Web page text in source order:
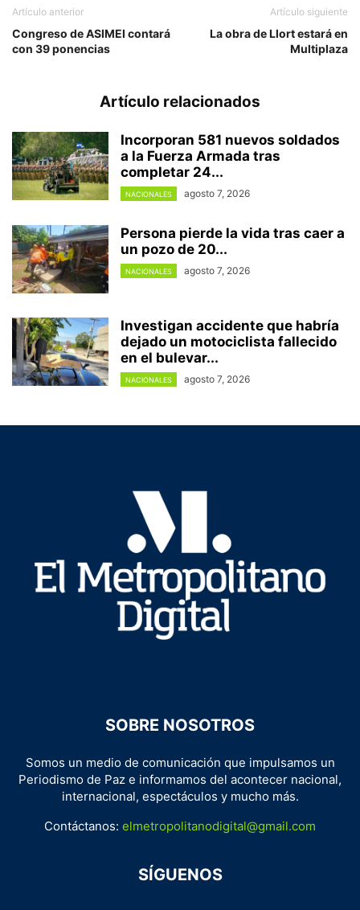
Artículo anterior
Congreso de ASIMEI contará
con 39 ponencias
Artículo siguiente
La obra de Llort estará en
Multiplaza
Artículo relacionados
Incorporan 581 nuevos soldados
a la Fuerza Armada tras
completar 24...
NACIONALES agosto 7, 2026
Persona pierde la vida tras caer a
un pozo de 20...
NACIONALES agosto 7, 2026
Investigan accidente que habría
dejado un motociclista fallecido
en el bulevar...
NACIONALES agosto 7, 2026
SOBRE NOSOTROS
Somos un medio de comunicación que impulsamos un
Periodismo de Paz e informamos del acontecer nacional,
internacional, espectáculos y mucho más.
Contáctanos: elmetropolitanodigital@gmail.com
SÍGUENOS